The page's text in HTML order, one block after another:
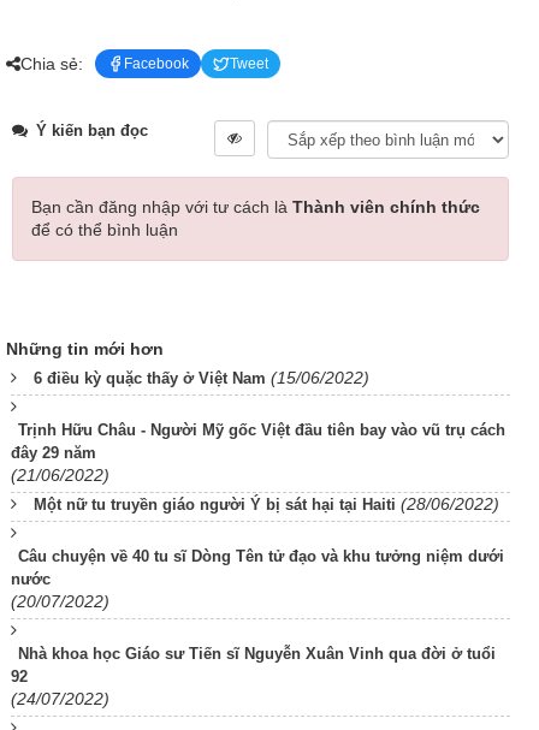
Chia sẻ: Facebook Tweet
Ý kiến bạn đọc
Bạn cần đăng nhập với tư cách là Thành viên chính thức
để có thể bình luận
Những tin mới hơn
6 điều kỳ quặc thấy ở Việt Nam (15/06/2022)
Trịnh Hữu Châu - Người Mỹ gốc Việt đầu tiên bay vào vũ trụ cách
đây 29 năm
(21/06/2022)
Một nữ tu truyền giáo người Ý bị sát hại tại Haiti (28/06/2022)
Câu chuyện về 40 tu sĩ Dòng Tên tử đạo và khu tưởng niệm dưới
nước
(20/07/2022)
Nhà khoa học Giáo sư Tiến sĩ Nguyễn Xuân Vinh qua đời ở tuổi
92
(24/07/2022)